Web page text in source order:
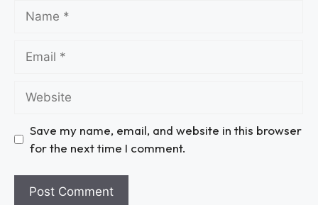
Save my name, email, and website in this browser
for the next time I comment.